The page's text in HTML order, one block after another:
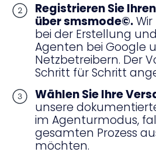
Registrieren Sie
über smsmode©.
bei der Erstellung
Agenten bei Google
Netzbetreibern. Der
Schritt für Schritt
Wählen Sie Ihre
unsere
im Agenturmodus,
gesamten Prozess
möchten.